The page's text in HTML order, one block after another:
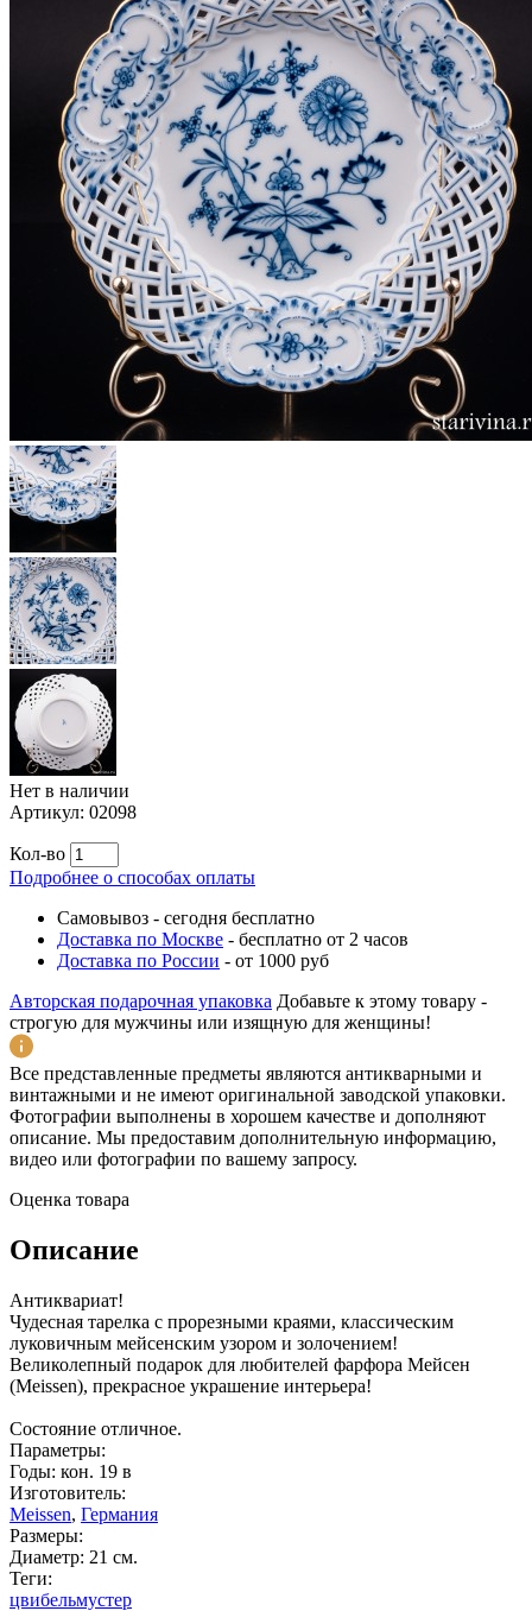
Нет в наличии
Артикул: 02098
Кол-во
Подробнее о способах оплаты
Самовывоз - сегодня бесплатно
Доставка по Москве - бесплатно от 2 часов
Доставка по России - от 1000 руб
Авторская подарочная упаковка Добавьте к этому товару -
строгую для мужчины или изящную для женщины!
Все представленные предметы являются антикварными и
винтажными и не имеют оригинальной заводской упаковки.
Фотографии выполнены в хорошем качестве и дополняют
описание. Мы предоставим дополнительную информацию,
видео или фотографии по вашему запросу.
Оценка товара
Описание
Антиквариат!
Чудесная тарелка с прорезными краями, классическим
луковичным мейсенским узором и золочением!
Великолепный подарок для любителей фарфора Мейсен
(Meissen), прекрасное украшение интерьера!
Состояние отличное.
Параметры:
Годы: кон. 19 в
Изготовитель:
Meissen, Германия
Размеры:
Диаметр: 21 см.
Теги:
цвибельмустер